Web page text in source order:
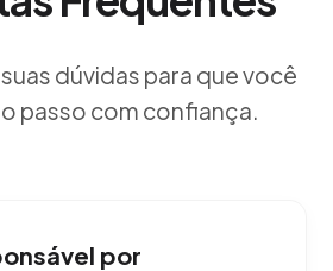
dúvidas para que você
passo com confiança.
por